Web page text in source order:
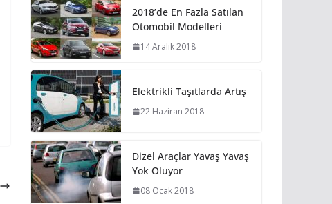
2018’de En Fazla Satılan
Otomobil Modelleri
14 Aralık 2018
Elektrikli Taşıtlarda Artış
22 Haziran 2018
Dizel Araçlar Yavaş Yavaş
Yok Oluyor
08 Ocak 2018